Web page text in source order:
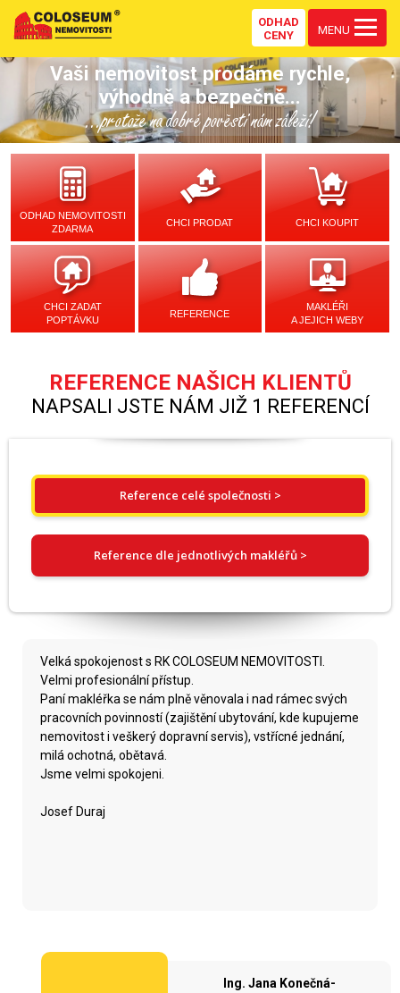
ODHAD
CENY
MENU
Vaši nemovitost prodáme rychle,
výhodně a bezpečně...
...protože na dobré pověsti nám záleží!
ODHAD NEMOVITOSTI
ZDARMA
CHCI PRODAT CHCI KOUPIT
CHCI ZADAT
POPTÁVKU
REFERENCE
MAKLÉŘI
A JEJICH WEBY
REFERENCE NAŠICH KLIENTŮ
NAPSALI JSTE NÁM JIŽ 1 REFERENCÍ
Reference celé společnosti >
Reference dle jednotlivých makléřů >
Velká spokojenost s RK COLOSEUM NEMOVITOSTI.
Velmi profesionální přístup.
Paní makléřka se nám plně věnovala i nad rámec svých
pracovních povinností (zajištění ubytování, kde kupujeme
nemovitost i veškerý dopravní servis), vstřícné jednání,
milá ochotná, obětavá.
Jsme velmi spokojeni.
Josef Duraj
Ing. Jana Konečná-